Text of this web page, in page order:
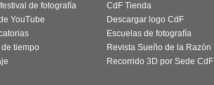
festival de fotografía
YouTube
tiempo
CdF Tienda
Descargar logo CdF
Escuelas de fotografía
Revista Sueño de la Razón
Recorrido 3D por Sede CdF